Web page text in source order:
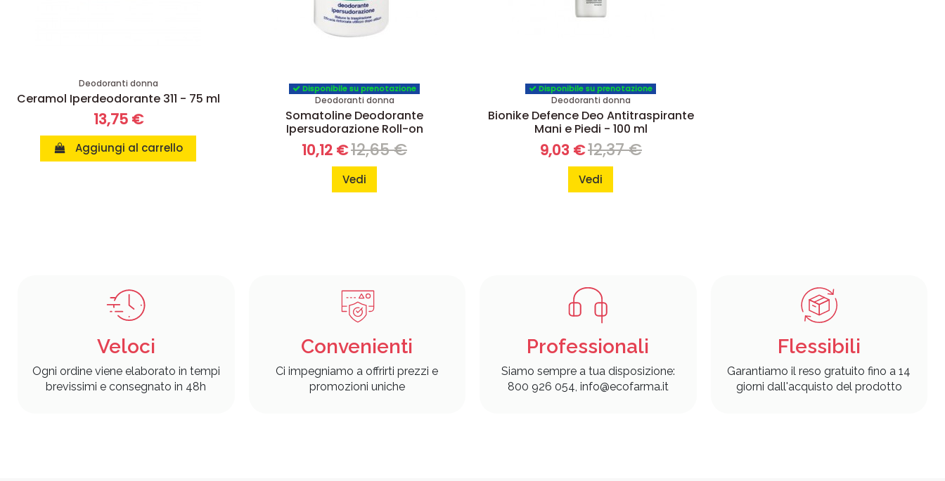
Deodoranti donna
Ceramol Iperdeodorante 311 - 75 ml
13,75 €
Aggiungi al carrello
Disponibile su prenotazione
Deodoranti donna
Somatoline Deodorante
Ipersudorazione Roll-on
10,12 €12,65 €
Vedi
Disponibile su prenotazione
Deodoranti donna
Bionike Defence Deo Antitraspirante
Mani e Piedi - 100 ml
9,03 €12,37 €
Vedi
Veloci
Ogni ordine viene elaborato in tempi
brevissimi e consegnato in 48h
Convenienti
Ci impegniamo a offrirti prezzi e
promozioni uniche
Professionali
Siamo sempre a tua disposizione:
800 926 054, info@ecofarma.it
Flessibili
Garantiamo il reso gratuito fino a 14
giorni dall'acquisto del prodotto